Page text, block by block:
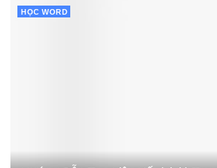
HỌC WORD